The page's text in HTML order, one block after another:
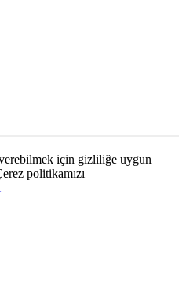
için gizliliğe uygun
politikamızı